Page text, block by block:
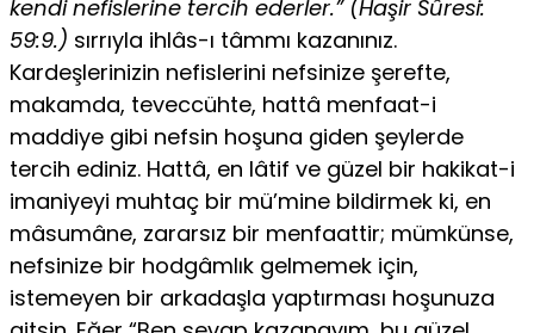
kendi nefislerine tercih ederler.” (Haşir Sûresi:
59:9.) sırrıyla ihlâs-ı tâmmı kazanınız.
Kardeşlerinizin nefislerini nefsinize şerefte,
makamda, teveccühte, hattâ menfaat-i
maddiye gibi nefsin hoşuna giden şeylerde
tercih ediniz. Hattâ, en lâtif ve güzel bir hakikat-i
imaniyeyi muhtaç bir mü’mine bildirmek ki, en
mâsumâne, zararsız bir menfaattir; mümkünse,
nefsinize bir hodgâmlık gelmemek için,
istemeyen bir arkadaşla yaptırması hoşunuza